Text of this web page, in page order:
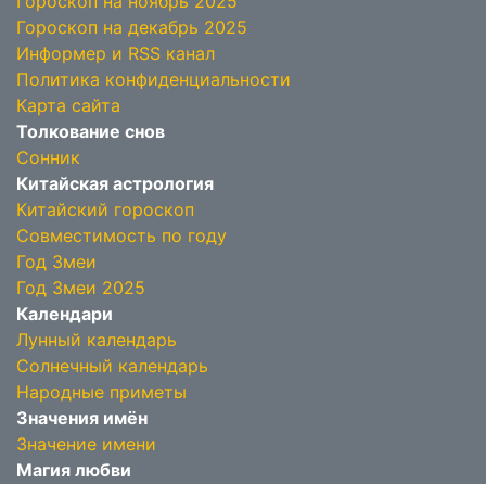
Гороскоп на декабрь 2025
Информер и RSS канал
Политика конфиденциальности
Карта сайта
Толкование снов
Сонник
Китайская астрология
Китайский гороскоп
Совместимость по году
Год Змеи
Год Змеи 2025
Календари
Лунный календарь
Солнечный календарь
Народные приметы
Значения имён
Значение имени
Магия любви